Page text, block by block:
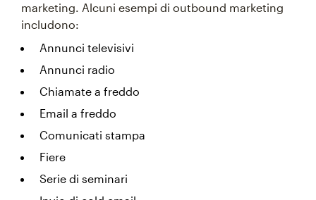
marketing. Alcuni esempi di outbound marketing
includono:
Annunci televisivi
Annunci radio
Chiamate a freddo
Email a freddo
Comunicati stampa
Fiere
Serie di seminari